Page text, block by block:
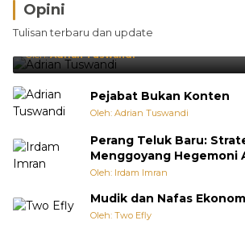
Opini
Tulisan terbaru dan update
Brasil Lebih Diunggulkan, tetapi
Punya Cara Membuat Kejutan
Oleh:Adrian Tuswandi
Pejabat Bukan Konten
Oleh: Adrian Tuswandi
Perang Teluk Baru:
Menggoyang Hegemoni
Oleh: Irdam Imran
Mudik dan Nafas
Oleh: Two Efly